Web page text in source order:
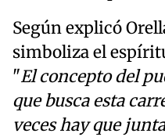
Según explicó
simboliza el
"El concepto del
que busca esta
veces hay que